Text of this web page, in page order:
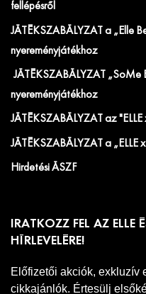
fellépésről
JÁTÉKSZABÁLYZAT a „Elle
nyereményjátékhoz
JÁTÉKSZABÁLYZAT „SoMe
nyereményjátékhoz
JÁTÉKSZABÁLYZAT az
JÁTÉKSZABÁLYZAT a
Hirdetési ÁSZF
IRATKOZZ FEL AZ ELLE
HÍRLEVELÉRE!
Előfizetői akciók, exkluzív
cikkajánlók. Értesülj